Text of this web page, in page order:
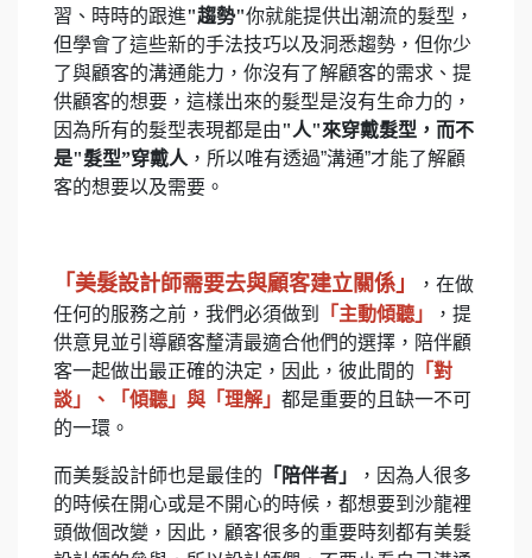
習、時時的跟進"趨勢"你就能提供出潮流的髮型，
但學會了這些新的手法技巧以及洞悉趨勢，但你少
了與顧客的溝通能力，你沒有了解顧客的需求、提
供顧客的想要，這樣出來的髮型是沒有生命力的，
因為所有的髮型表現都是由"人"來穿戴髮型，而不
是"髮型”穿戴人 ，所以唯有透過”溝通”才能了解顧
客的想要以及需要。
「美髮設計師需要去與顧客建立關係」
，在做
任何的服務之前，我們必須做到
「主動傾聽」
，提
供意見並引導顧客釐清最適合他們的選擇，陪伴顧
客一起做出最正確的決定，因此，彼此間的 「對
談」、「傾聽」與「理解」 都是重要的且缺一不可
的一環。
而美髮設計師也是最佳的 「陪伴者」
，因為人很多
的時候在開心或是不開心的時候，都想要到沙龍裡
頭做個改變，因此，顧客很多的重要時刻都有美髮